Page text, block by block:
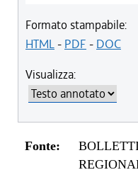
Formato stampabile:
HTML- PDF - DOC
Visualizza:
Fonte: